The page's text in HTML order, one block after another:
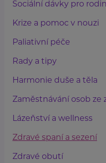
Sociální dávky pro
Krize a pomoc v nouzi
Paliativní péče
Rady a tipy
Harmonie duše a těla
Zaměstnávání osob
Lázeňství a wellness
Zdravé spaní a sezení
Zdravé obutí